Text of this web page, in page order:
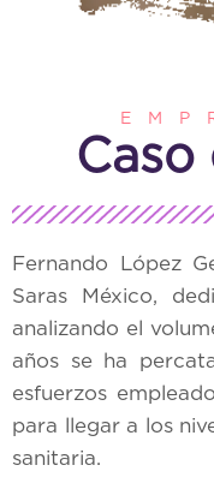
E M P
Fernando López
Saras México,
analizando el
años se ha
esfuerzos
para llegar a los
sanitaria.